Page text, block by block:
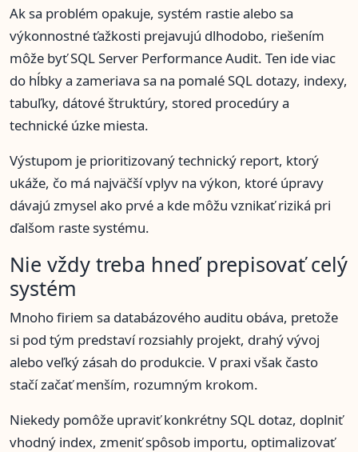
Ak sa problém opakuje, systém rastie alebo sa
výkonnostné ťažkosti prejavujú dlhodobo, riešením
môže byť SQL Server Performance Audit. Ten ide viac
do hĺbky a zameriava sa na pomalé SQL dotazy, indexy,
tabuľky, dátové štruktúry, stored procedúry a
technické úzke miesta.
Výstupom je prioritizovaný technický report, ktorý
ukáže, čo má najväčší vplyv na výkon, ktoré úpravy
dávajú zmysel ako prvé a kde môžu vznikať riziká pri
ďalšom raste systému.
Nie vždy treba hneď prepisovať celý
systém
Mnoho firiem sa databázového auditu obáva, pretože
si pod tým predstaví rozsiahly projekt, drahý vývoj
alebo veľký zásah do produkcie. V praxi však často
stačí začať menším, rozumným krokom.
Niekedy pomôže upraviť konkrétny SQL dotaz, doplniť
vhodný index, zmeniť spôsob importu, optimalizovať